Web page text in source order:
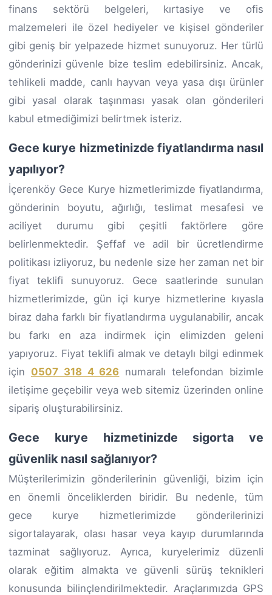
finans sektörü belgeleri, kırtasiye ve ofis
malzemeleri ile özel hediyeler ve kişisel gönderiler
gibi geniş bir yelpazede hizmet sunuyoruz. Her türlü
gönderinizi güvenle bize teslim edebilirsiniz. Ancak,
tehlikeli madde, canlı hayvan veya yasa dışı ürünler
gibi yasal olarak taşınması yasak olan gönderileri
kabul etmediğimizi belirtmek isteriz.
Gece kurye hizmetinizde fiyatlandırma nasıl
yapılıyor?
İçerenköy Gece Kurye hizmetlerimizde fiyatlandırma,
gönderinin boyutu, ağırlığı, teslimat mesafesi ve
aciliyet durumu gibi çeşitli faktörlere göre
belirlenmektedir. Şeffaf ve adil bir ücretlendirme
politikası izliyoruz, bu nedenle size her zaman net bir
fiyat teklifi sunuyoruz. Gece saatlerinde sunulan
hizmetlerimizde, gün içi kurye hizmetlerine kıyasla
biraz daha farklı bir fiyatlandırma uygulanabilir, ancak
bu farkı en aza indirmek için elimizden geleni
yapıyoruz. Fiyat teklifi almak ve detaylı bilgi edinmek
için 0507 318 4 626 numaralı telefondan bizimle
iletişime geçebilir veya web sitemiz üzerinden online
sipariş oluşturabilirsiniz.
Gece kurye hizmetinizde sigorta ve
güvenlik nasıl sağlanıyor?
Müşterilerimizin gönderilerinin güvenliği, bizim için
en önemli önceliklerden biridir. Bu nedenle, tüm
gece kurye hizmetlerimizde gönderilerinizi
sigortalayarak, olası hasar veya kayıp durumlarında
tazminat sağlıyoruz. Ayrıca, kuryelerimiz düzenli
olarak eğitim almakta ve güvenli sürüş teknikleri
konusunda bilinçlendirilmektedir. Araçlarımızda GPS